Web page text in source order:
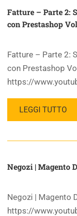
Fatture – Parte 2:
con Prestashop
Fatture – Parte 2:
con Prestashop
https://
LEGGI TUTTO
Negozi | Magento
Negozi | Magento
https://